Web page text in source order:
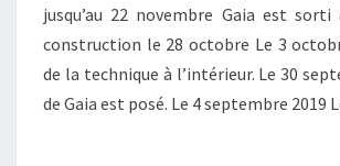
jusqu’au 22 novembre Gaia est
construction le 28 octobre Le 3
de la technique à l’intérieur. Le 30
de Gaia est posé. Le 4 septembre 2019